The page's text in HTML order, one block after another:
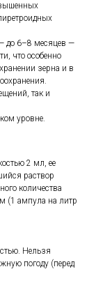
до 6–8 месяцев —
что особенно
зерна и в
так и
уровне.
2 мл, ее
раствор
количества
(1 ампула на литр
Нельзя
погоду (перед